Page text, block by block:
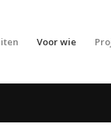
Voor wie